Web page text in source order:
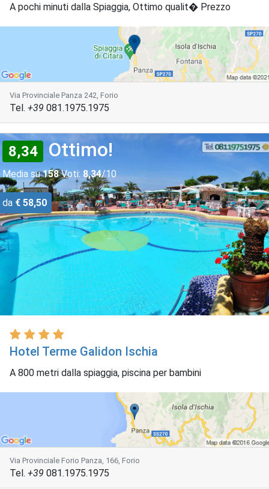
A pochi minuti dalla Spiaggia, Ottimo qualit� Prezzo
Via Provinciale Panza 242, Forio
Tel. +39 081.1975.1975
8,34 Ottimo!
Media su158Voti: 8,34/10
da € 58,50
Hotel Terme Galidon Ischia
A 800 metri dalla spiaggia, piscina per bambini
Via Provinciale Forio Panza, 166, Forio
Tel. +39 081.1975.1975